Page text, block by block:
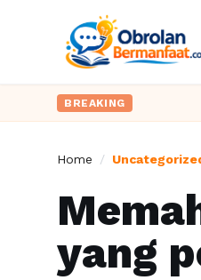
BREAKING
Home /
yang